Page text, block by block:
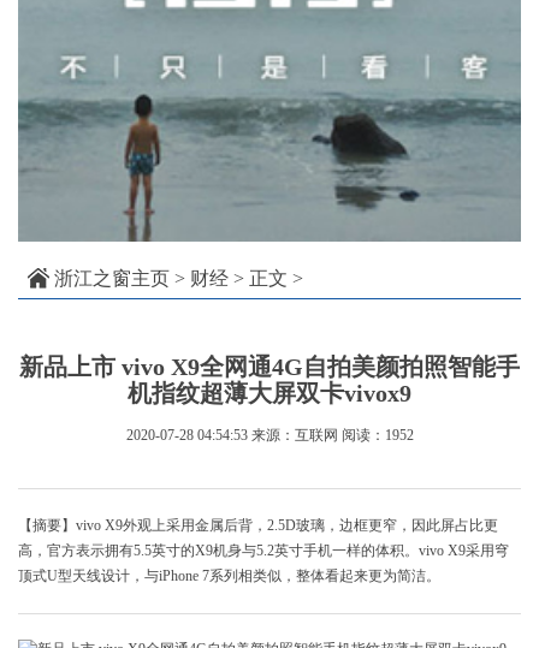
浙江之窗主页 > 财经 > 正文 >
新品上市 vivo X9全网通4G自拍美颜拍照智能手
机指纹超薄大屏双卡vivox9
2020-07-28 04:54:53 来源：互联网 阅读：1952
【摘要】vivo X9外观上采用金属后背，2.5D玻璃，边框更窄，因此屏占比更
高，官方表示拥有5.5英寸的X9机身与5.2英寸手机一样的体积。vivo X9采用穹
顶式U型天线设计，与iPhone 7系列相类似，整体看起来更为简洁。